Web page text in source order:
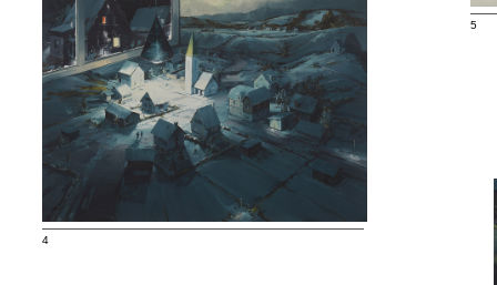
—————————————————————————————
4
5